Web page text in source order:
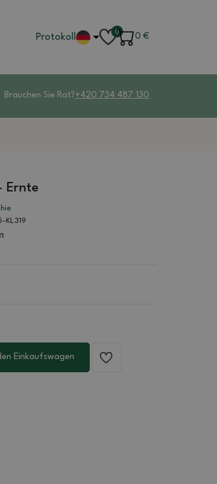
Protokoll 0
0 €
Brauchen Sie Rat?+420 734 487 130
Ernte
KL319
Einkaufswagen